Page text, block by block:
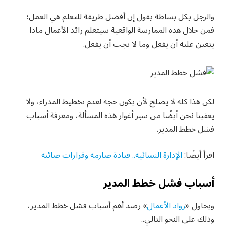
والرجل بكل بساطة يقول إن أفضل طريقة للتعلم هي العمل؛
فمن خلال هذه الممارسة الواقعية سيتعلم رائد الأعمال ماذا
يتعين عليه أن يفعل وما لا يجب أن يفعل.
لكن هذا كله لا يصلح لأن يكون حجة لعدم تخطيط المدراء، ولا
يعفينا نحن أيضًا من سبر أغوار هذه المسألة، ومعرفة أسباب
فشل خطط المدير.
اقرأ أيضًا:الإدارة النسائية.. قيادة صارمة وقرارات صائبة
أسباب فشل خطط المدير
ويحاول «رواد الأعمال» رصد أهم أسباب فشل خطط المدير،
وذلك على النحو التالي..